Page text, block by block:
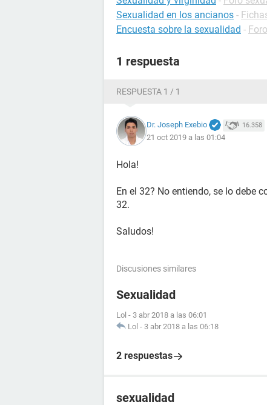
Sexualidad en los ancianos -
Encuesta sobre la sexualidad -
1 respuesta
RESPUESTA 1 / 1
Dr. Joseph Exebio 16.358
21 oct 2019 a las 01:04
Hola!
En el 32? No entiendo, se lo debe
32.
Saludos!
Discusiones similares
Sexualidad
Lol - 3 abr 2018 a las 06:01
Lol - 3 abr 2018 a las 06:18
2 respuestas
sexualidad